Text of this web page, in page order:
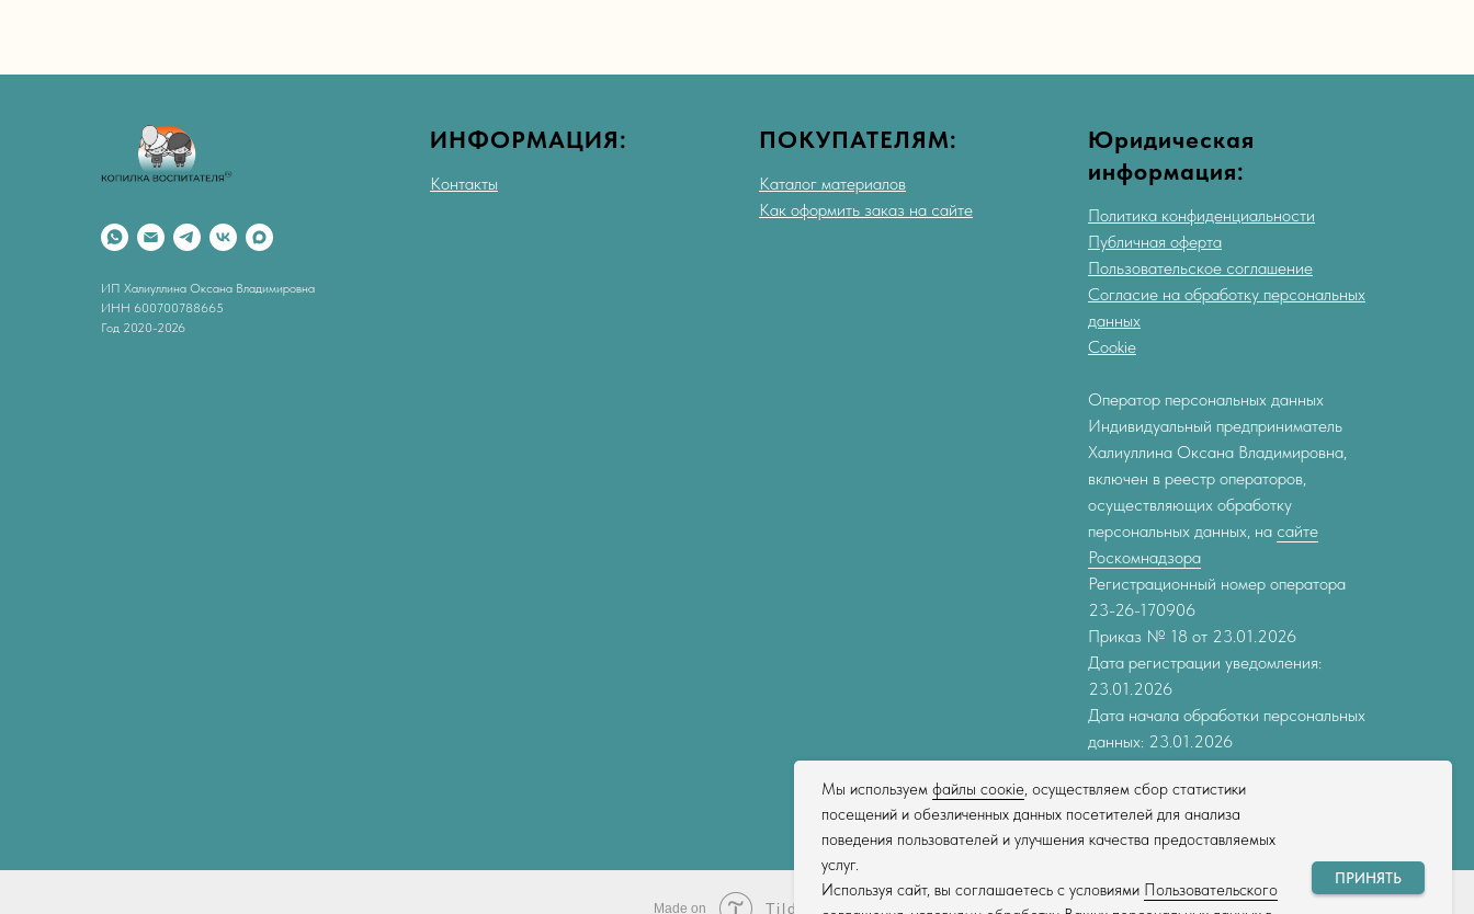
Мы используем файлы соокіе, осуществляем сбор статистики
посещений и обезличенных данных посетителей для анализа
поведения пользователей и улучшения качества предоставляемых
услуг.
Используя сайт, вы соглашаетесь с условиями Пользовательского
ПРИНЯТЬ
ИП Халиуллина Оксана Владимировна
ИНН 600700788665
Год 2020-2026
ИНФОРМАЦИЯ:
Контакты
ПОКУПАТЕЛЯМ:
Каталог материалов
Как оформить заказ на сайте
Юридическая
информация:
Политика конфиденциальности
Публичная оферта
Пользовательское соглашение
Согласие на обработку персональных
данных
Cookie
Оператор персональных данных
Индивидуальный предприниматель
Халиуллина Оксана Владимировна,
включен в реестр операторов,
осуществляющих обработку
персональных данных, на сайте
Роскомнадзора
Регистрационный номер оператора
23-26-170906
Приказ № 18 от 23.01.2026
Дата регистрации уведомления:
23.01.2026
Дата начала обработки персональных
данных: 23.01.2026
Made on Tilda